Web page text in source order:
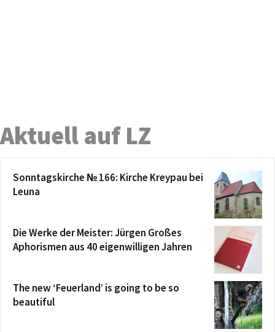
Aktuell auf LZ
Sonntagskirche № 166: Kirche Kreypau bei
Leuna
Die Werke der Meister: Jürgen Großes
Aphorismen aus 40 eigenwilligen Jahren
The new ‘Feuerland’ is going to be so
beautiful